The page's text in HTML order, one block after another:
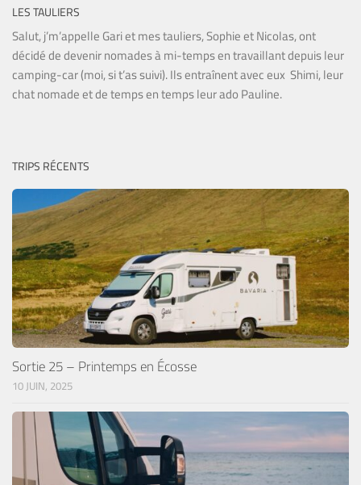
LES TAULIERS
Salut, j’m’appelle Gari et mes tauliers, Sophie et Nicolas, ont
décidé de devenir nomades à mi-temps en travaillant depuis leur
camping-car (moi, si t’as suivi). Ils entraînent avec eux Shimi, leur
chat nomade et de temps en temps leur ado Pauline.
TRIPS RÉCENTS
Sortie 25 – Printemps en Écosse
10 JUIN, 2025